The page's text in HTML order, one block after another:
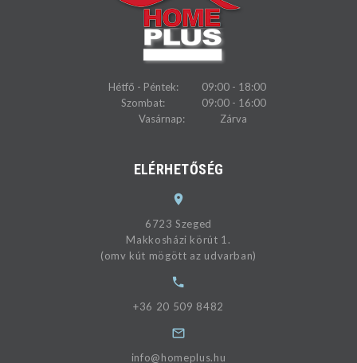
Hétfő - Péntek:
09:00 - 18:00
Szombat:
09:00 - 16:00
Vasárnap:
Zárva
ELÉRHETŐSÉG
6723 Szeged
Makkosházi körút 1.
(omv kút mögött az udvarban)
+36 20 509 8482
info@homeplus.hu